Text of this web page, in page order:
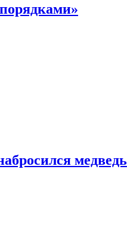
медведь